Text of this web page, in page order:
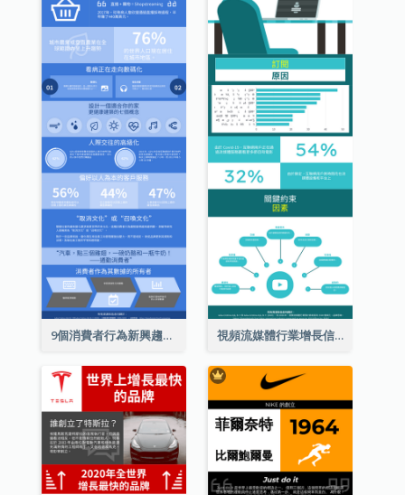
9個消費者行為新興趨勢信息圖表 視頻流媒體行業增長信息圖表